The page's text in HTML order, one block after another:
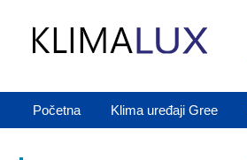
Početna Klima uređaji Gree